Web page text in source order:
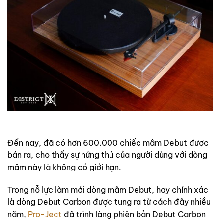
Đến nay, đã có hơn 600.000 chiếc mâm Debut được
bán ra, cho thấy sự hứng thú của người dùng với dòng
mâm này là không có giới hạn.
Trong nỗ lực làm mới dòng mâm Debut, hay chính xác
là dòng Debut Carbon được tung ra từ cách đây nhiều
năm, Pro-Ject đã trình làng phiên bản Debut Carbon